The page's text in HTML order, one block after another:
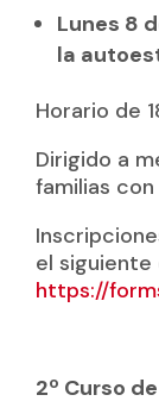
Lunes 8
la
Horario de
Dirigido a
familias
el siguiente
https://
2º Curso